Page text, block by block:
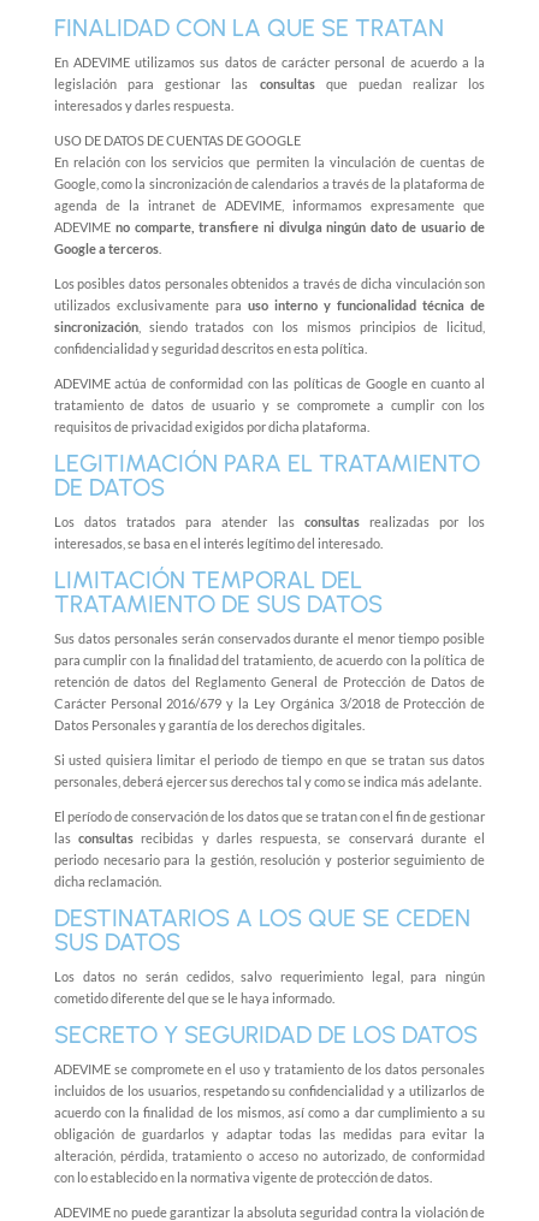
FINALIDAD CON LA QUE SE TRATAN
En ADEVIME utilizamos sus datos de carácter personal de acuerdo a la
legislación para gestionar las consultasque puedan realizar los
interesados y darles respuesta.
USO DE DATOS DE CUENTAS DE GOOGLE
En relación con los servicios que permiten la vinculación de cuentas de
Google, como la sincronización de calendarios a través de la plataforma de
agenda de la intranet de ADEVIME, informamos expresamente que
ADEVIME no comparte, transfiere ni divulga ningún dato de usuario de
Google a terceros.
Los posibles datos personales obtenidos a través de dicha vinculación son
utilizados exclusivamente para uso interno y funcionalidad técnica de
sincronización, siendo tratados con los mismos principios de licitud,
confidencialidad y seguridad descritos en esta política.
ADEVIME actúa de conformidad con las políticas de Google en cuanto al
tratamiento de datos de usuario y se compromete a cumplir con los
requisitos de privacidad exigidos por dicha plataforma.
LEGITIMACIÓN PARA EL TRATAMIENTO
DE DATOS
Los datos tratados para atender las consultasrealizadas por los
interesados, se basa en el interés legítimo del interesado.
LIMITACIÓN TEMPORAL DEL
TRATAMIENTO DE SUS DATOS
Sus datos personales serán conservados durante el menor tiempo posible
para cumplir con la finalidad del tratamiento, de acuerdo con la política de
retención de datos del Reglamento General de Protección de Datos de
Carácter Personal 2016/679 y la Ley Orgánica 3/2018 de Protección de
Datos Personales y garantía de los derechos digitales.
Si usted quisiera limitar el periodo de tiempo en que se tratan sus datos
personales, deberá ejercer sus derechos tal y como se indica más adelante.
El período de conservación de los datos que se tratan con el fin de gestionar
lasconsultas recibidas y darles respuesta, se conservará durante el
periodo necesario para la gestión, resolución y posterior seguimiento de
dicha reclamación.
DESTINATARIOS A LOS QUE SE CEDEN
SUS DATOS
Los datos no serán cedidos, salvo requerimiento legal, para ningún
cometido diferente del que se le haya informado.
SECRETO Y SEGURIDAD DE LOS DATOS
ADEVIME se compromete en el uso y tratamiento de los datos personales
incluidos de los usuarios, respetando su confidencialidad y a utilizarlos de
acuerdo con la finalidad de los mismos, así como a dar cumplimiento a su
obligación de guardarlos y adaptar todas las medidas para evitar la
alteración, pérdida, tratamiento o acceso no autorizado, de conformidad
con lo establecido en la normativa vigente de protección de datos.
ADEVIME no puede garantizar la absoluta seguridad contra la violación de